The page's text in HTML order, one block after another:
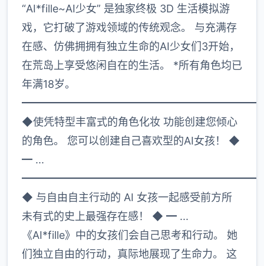
“AI*fille~AI少女” 是独家终极 3D 生活模拟游
戏，它打破了游戏领域的传统观念。 与充满存
在感、仿佛拥拥有独立生命的AI少女们3开始，
在荒岛上享受悠闲自在的生活。 *所有角色均已
年满18岁。
◆使凭特型丰富式的角色化妆 功能创建您倾心
的角色。 您可以创建自己喜欢型的AI女孩！ ◆
━ ...
◆ 与自由自主行动的 AI 女孩一起感受前方所
未有式的史上最强存在感！ ◆ ━ ...
《AI*fille》中的女孩们会自己思考和行动。 她
们独立自由的行动，真际地展现了生命力。 这